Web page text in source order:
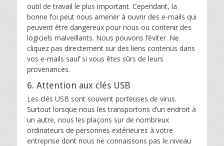
outil de travail le plus important. Cependant, la
bonne foi peut nous amener à ouvrir des e-mails qui
peuvent être dangereux pour nous ou contenir des
logiciels malveillants. Nous pouvons l’éviter. Ne
cliquez pas directement sur des liens contenus dans
vos e-mails sauf si vous êtes sûrs de leurs
provenances.
6. Attention aux clés USB
Les clés USB sont souvent porteuses de virus.
Surtout lorsque nous les transportons d’un endroit à
un autre, nous les plaçons sur de nombreux
ordinateurs de personnes extérieures à votre
entreprise dont nous ne connaissons pas le niveau